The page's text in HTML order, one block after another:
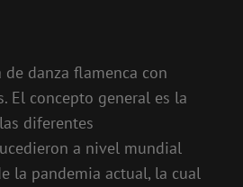
danza flamenca con
El concepto general es la
diferentes
a nivel mundial
la pandemia actual, la cual